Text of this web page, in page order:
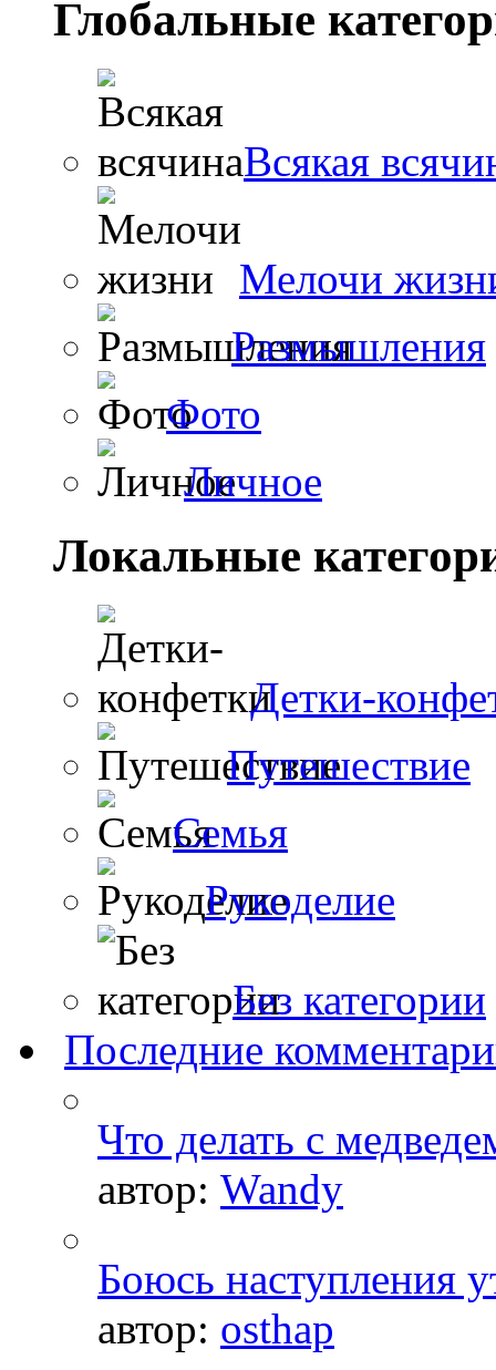
Глобальные
Всякая
Мелочи
Размышления
Фото
Личное
Локальные
Детки-
Путешествие
Семья
Рукоделие
Без категории
Последние
Что делать с
автор: Wandy
Боюсь наступления
автор: osthap